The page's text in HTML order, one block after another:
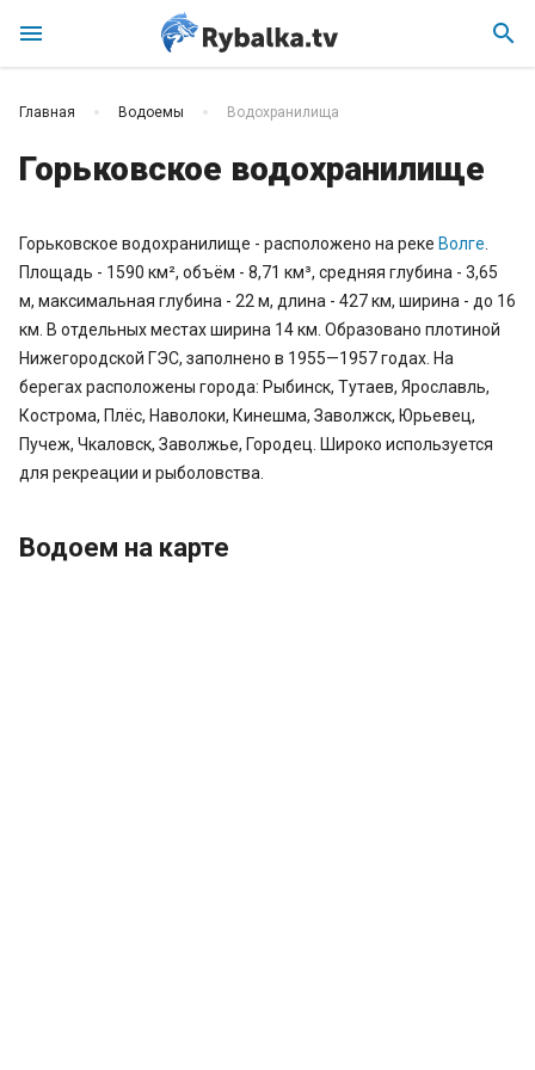
menu search
Главная Водоемы Водохранилища
Горьковское водохранилище
Горьковское водохранилище - расположено на реке Волге
Площадь - 1590 км², объём - 8,71 км³, средняя глубина - 3,65
м, максимальная глубина - 22 м, длина - 427 км, ширина - до 16
км. В отдельных местах ширина 14 км. Образовано плотиной
Нижегородской ГЭС, заполнено в 1955—1957 годах. На
берегах расположены города: Рыбинск, Тутаев, Ярославль,
Кострома, Плёс, Наволоки, Кинешма, Заволжск, Юрьевец,
Пучеж, Чкаловск, Заволжье, Городец. Широко используется
для рекреации и рыболовства.
Водоем на карте